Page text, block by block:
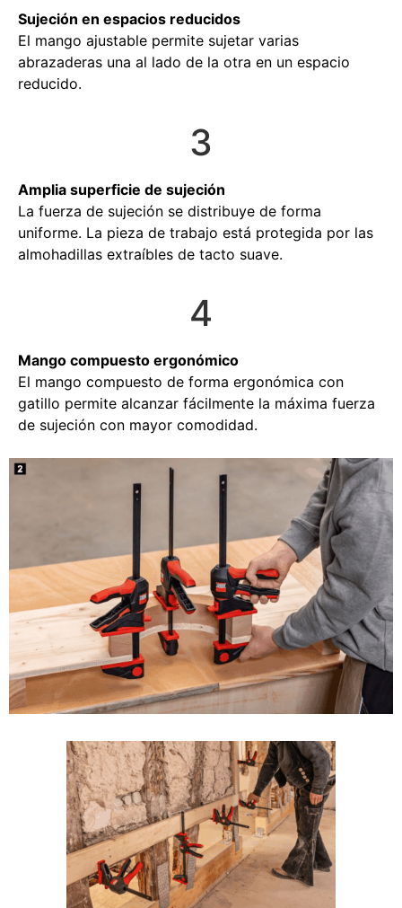
Sujeción en espacios reducidos
El mango ajustable permite sujetar varias
abrazaderas una al lado de la otra en un espacio
reducido.
3
Amplia superficie de sujeción
La fuerza de sujeción se distribuye de forma
uniforme. La pieza de trabajo está protegida por las
almohadillas extraíbles de tacto suave.
4
Mango compuesto ergonómico
El mango compuesto de forma ergonómica con
gatillo permite alcanzar fácilmente la máxima fuerza
de sujeción con mayor comodidad.